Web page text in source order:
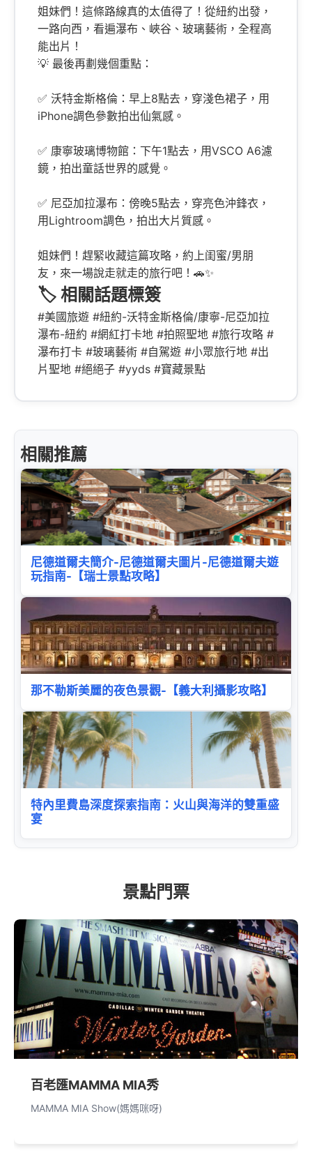
姐妹們！這條路線真的太值得了！從紐約出發，
一路向西，看遍瀑布、峽谷、玻璃藝術，全程高
能出片！
💡 最後再劃幾個重點：
✅ 沃特金斯格倫：早上8點去，穿淺色裙子，用
iPhone調色參數拍出仙氣感。
✅ 康寧玻璃博物館：下午1點去，用VSCO A6濾
鏡，拍出童話世界的感覺。
✅ 尼亞加拉瀑布：傍晚5點去，穿亮色沖鋒衣，
用Lightroom調色，拍出大片質感。
姐妹們！趕緊收藏這篇攻略，約上闺蜜/男朋
友，來一場說走就走的旅行吧！🚗✨
🏷️ 相關話題標簽
#美國旅遊 #紐約-沃特金斯格倫/康寧-尼亞加拉
瀑布-紐約 #網紅打卡地 #拍照聖地 #旅行攻略 #
瀑布打卡 #玻璃藝術 #自駕遊 #小眾旅行地 #出
片聖地 #絕絕子 #yyds #寶藏景點
相關推薦
尼德道爾夫簡介-尼德道爾夫圖片-尼德道爾夫遊
玩指南-【瑞士景點攻略】
那不勒斯美麗的夜色景觀-【義大利攝影攻略】
特內里費島深度探索指南：火山與海洋的雙重盛
宴
景點門票
百老匯MAMMA MIA秀
MAMMA MIA Show(媽媽咪呀)